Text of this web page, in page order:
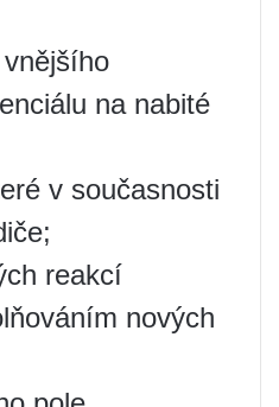
na nabité
v současnosti
reakcí
nových